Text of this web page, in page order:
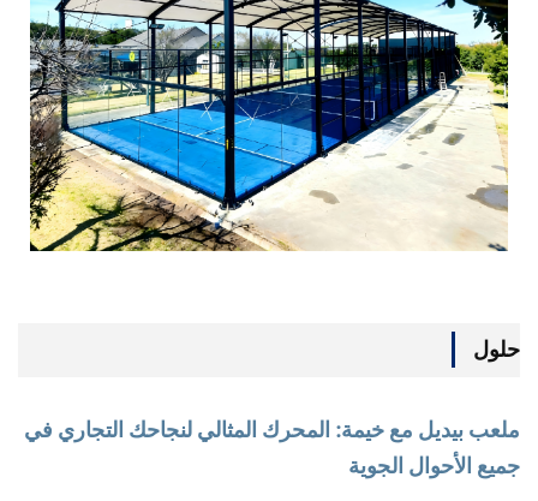
حلول
ملعب بيديل مع خيمة: المحرك المثالي لنجاحك التجاري في
جميع الأحوال الجوية